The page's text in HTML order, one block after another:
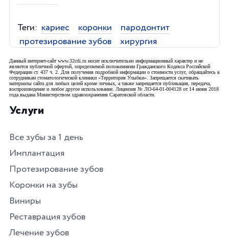
Теги: кариес коронки
пародонтит
протезирование зубов
хирургия
Данный интернет-сайт www.32cdi.ru носит исключительно информационный характер и не
является публичной офертой, определяемой положениями Гражданского Кодекса Российской
Федерации ст. 437 ч. 2. Для получения подробной информации о стоимости услуг, обращайтесь к
сотрудникам стоматологической клиники «Территория Улыбки». Запрещается скачивать
материалы сайта для любых целей кроме личных, а также запрещается публикация, передача,
воспроизведение и любое другое использование. Лицензия № ЛО-64-01-004128 от 14 июня 2018
года выдана Министерством здравоохранения Саратовской области.
Услуги
Все зубы за 1 день
Имплантация
Протезирование зубов
Коронки на зубы
Виниры
Реставрация зубов
Лечение зубов